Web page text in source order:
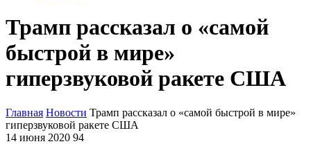
Трамп рассказал о «самой
быстрой в мире»
гиперзвуковой ракете США
Главная Новости Трамп рассказал о «самой быстрой в мире»
гиперзвуковой ракете США
14 июня 2020 94